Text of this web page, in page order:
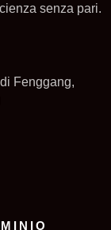
senza pari.
Fenggang,